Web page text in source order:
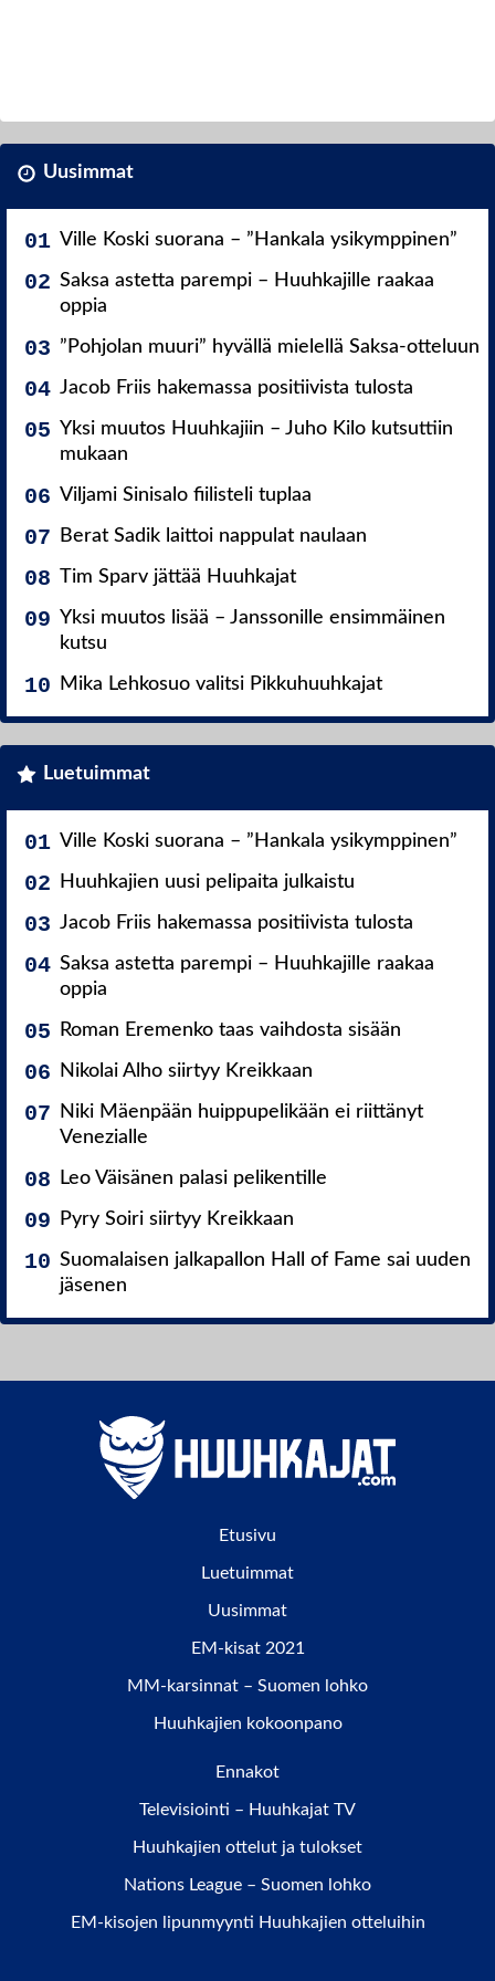
Uusimmat
Ville Koski suorana – ”Hankala ysikymppinen”
Saksa astetta parempi – Huuhkajille raakaa
oppia
”Pohjolan muuri” hyvällä mielellä Saksa-otteluun
Jacob Friis hakemassa positiivista tulosta
Yksi muutos Huuhkajiin – Juho Kilo kutsuttiin
mukaan
Viljami Sinisalo fiilisteli tuplaa
Berat Sadik laittoi nappulat naulaan
Tim Sparv jättää Huuhkajat
Yksi muutos lisää – Janssonille ensimmäinen
kutsu
Mika Lehkosuo valitsi Pikkuhuuhkajat
Luetuimmat
Ville Koski suorana – ”Hankala ysikymppinen”
Huuhkajien uusi pelipaita julkaistu
Jacob Friis hakemassa positiivista tulosta
Saksa astetta parempi – Huuhkajille raakaa
oppia
Roman Eremenko taas vaihdosta sisään
Nikolai Alho siirtyy Kreikkaan
Niki Mäenpään huippupelikään ei riittänyt
Venezialle
Leo Väisänen palasi pelikentille
Pyry Soiri siirtyy Kreikkaan
Suomalaisen jalkapallon Hall of Fame sai uuden
jäsenen
Etusivu
Luetuimmat
Uusimmat
EM-kisat 2021
MM-karsinnat – Suomen lohko
Huuhkajien kokoonpano
Ennakot
Televisiointi – Huuhkajat TV
Huuhkajien ottelut ja tulokset
Nations League – Suomen lohko
EM-kisojen lipunmyynti Huuhkajien otteluihin